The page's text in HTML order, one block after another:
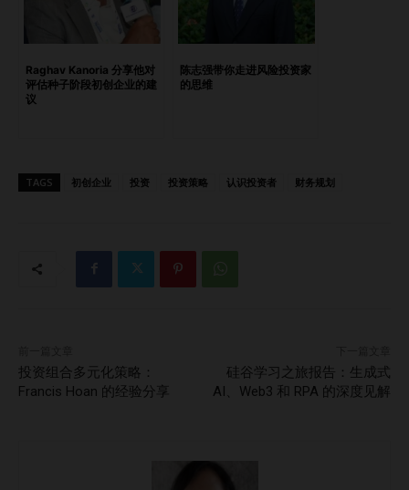
定要寻找具有潜力的公司，”Fung 说道，“全面的投资方法有
她通过 Asia Pro Ventures 探索天使投资领域，她的洞见依旧
具有重要价值。 Highlights从企业金融到财务咨询天使投资与
Raghav Kanoria 分享他对
评估种子阶段初创企业的建
议
陈志强带你走进风险投资家
的思维
TAGS 初创企业 投资 投资策略 认识投资者 财务规划
投资组合多元化策略：
Francis Hoan 的经验分享
硅谷学习之旅报告：生成式
AI、Web3 和 RPA 的深度见解